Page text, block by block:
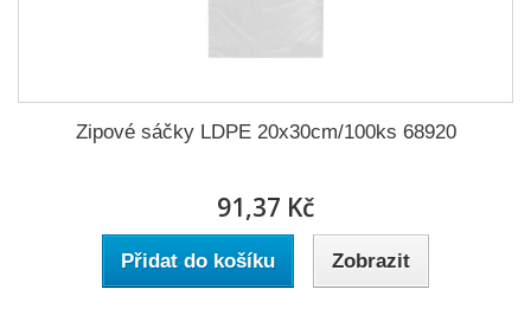
Zipové sáčky LDPE 20x30cm/100ks 68920
91,37 Kč
Přidat do košíku Zobrazit